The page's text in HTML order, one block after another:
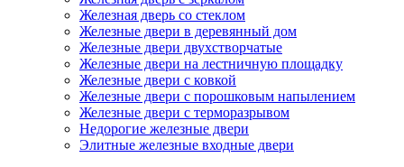
Железная дверь со стеклом
Железные двери в деревянный дом
Железные двери двухстворчатые
Железные двери на лестничную площадку
Железные двери с ковкой
Железные двери с порошковым напылением
Железные двери с терморазрывом
Недорогие железные двери
Элитные железные входные двери